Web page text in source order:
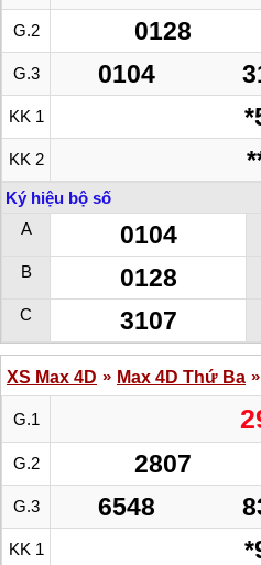
G.2 0128
G.3 0104
KK 1
KK 2
Ký hiệu bộ số
A
0104
B 0128
C 3107
XS Max 4D » Max 4D Thứ Ba »
G.1
G.2 2807
G.3 6548
KK 1